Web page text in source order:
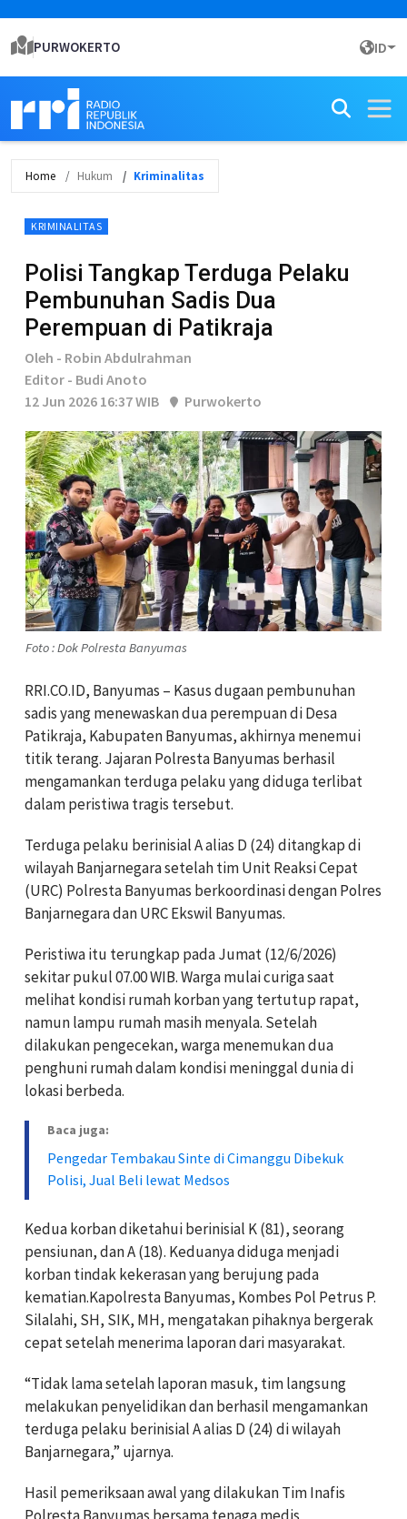
PURWOKERTO ID
Home Hukum Kriminalitas
KRIMINALITAS
Polisi Tangkap Terduga Pelaku
Pembunuhan Sadis Dua
Perempuan di Patikraja
Oleh - Robin Abdulrahman
Editor - Budi Anoto
12 Jun 2026 16:37 WIB
Purwokerto
Foto : Dok Polresta Banyumas
RRI.CO.ID, Banyumas – Kasus dugaan pembunuhan
sadis yang menewaskan dua perempuan di Desa
Patikraja, Kabupaten Banyumas, akhirnya menemui
titik terang. Jajaran Polresta Banyumas berhasil
mengamankan terduga pelaku yang diduga terlibat
dalam peristiwa tragis tersebut.
Terduga pelaku berinisial A alias D (24) ditangkap di
wilayah Banjarnegara setelah tim Unit Reaksi Cepat
(URC) Polresta Banyumas berkoordinasi dengan Polres
Banjarnegara dan URC Ekswil Banyumas.
Peristiwa itu terungkap pada Jumat (12/6/2026)
sekitar pukul 07.00 WIB. Warga mulai curiga saat
melihat kondisi rumah korban yang tertutup rapat,
namun lampu rumah masih menyala. Setelah
dilakukan pengecekan, warga menemukan dua
penghuni rumah dalam kondisi meninggal dunia di
lokasi berbeda.
Baca juga:
Pengedar Tembakau Sinte di Cimanggu Dibekuk
Polisi, Jual Beli lewat Medsos
Kedua korban diketahui berinisial K (81), seorang
pensiunan, dan A (18). Keduanya diduga menjadi
korban tindak kekerasan yang berujung pada
kematian.Kapolresta Banyumas, Kombes Pol Petrus P.
Silalahi, SH, SIK, MH, mengatakan pihaknya bergerak
cepat setelah menerima laporan dari masyarakat.
“Tidak lama setelah laporan masuk, tim langsung
melakukan penyelidikan dan berhasil mengamankan
terduga pelaku berinisial A alias D (24) di wilayah
Banjarnegara,” ujarnya.
Hasil pemeriksaan awal yang dilakukan Tim Inafis